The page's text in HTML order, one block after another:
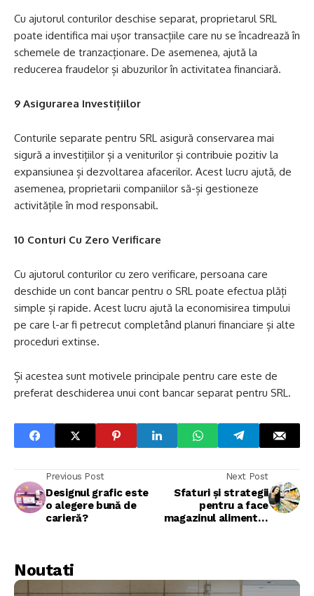
Cu ajutorul conturilor deschise separat, proprietarul SRL
poate identifica mai ușor transacțiile care nu se încadrează în
schemele de tranzacționare. De asemenea, ajută la
reducerea fraudelor și abuzurilor în activitatea financiară.
9 Asigurarea Investițiilor
Conturile separate pentru SRL asigură conservarea mai
sigură a investițiilor și a veniturilor și contribuie pozitiv la
expansiunea și dezvoltarea afacerilor. Acest lucru ajută, de
asemenea, proprietarii companiilor să-și gestioneze
activitățile în mod responsabil.
10 Conturi Cu Zero Verificare
Cu ajutorul conturilor cu zero verificare, persoana care
deschide un cont bancar pentru o SRL poate efectua plăți
simple și rapide. Acest lucru ajută la economisirea timpului
pe care l-ar fi petrecut completând planuri financiare și alte
proceduri extinse.
Și acestea sunt motivele principale pentru care este de
preferat deschiderea unui cont bancar separat pentru SRL.
Previous Post
Designul grafic este
o alegere bună de
carieră?
Next Post
Sfaturi și strategii
pentru a face
magazinul alimentar
Noutati